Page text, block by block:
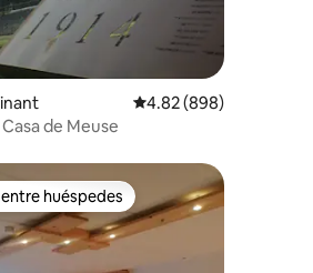
5, 284 reseñas
Calificación promedio:
4.82 (898)
de Meuse
huéspedes preferido
huéspedes